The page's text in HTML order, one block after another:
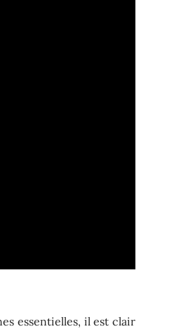
essentielles, il est clair